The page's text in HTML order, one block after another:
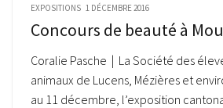
EXPOSITIONS 1 DÉCEMBRE 2016
Concours de beauté à
Coralie Pasche | La Société des
animaux de Lucens, Mézières et
au 11 décembre, l’exposition